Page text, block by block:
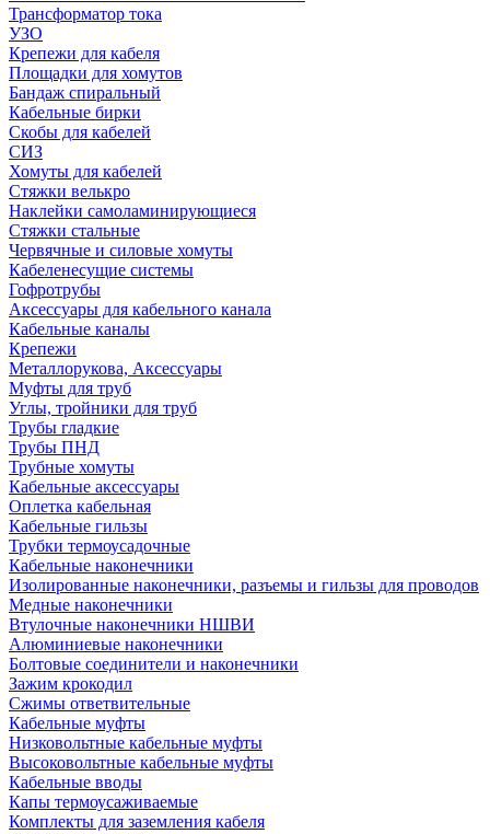
Трансформатор тока
УЗО
Крепежи для кабеля
Площадки для хомутов
Бандаж спиральный
Кабельные бирки
Cкобы для кабелей
СИЗ
Хомуты для кабелей
Стяжки велькро
Наклейки самоламинирующиеся
Стяжки стальные
Червячные и силовые хомуты
Кабеленесущие системы
Гофротрубы
Аксессуары для кабельного канала
Кабельные каналы
Крепежи
Металлорукова, Аксессуары
Муфты для труб
Углы, тройники для труб
Трубы гладкие
Трубы ПНД
Трубные хомуты
Кабельные аксессуары
Оплетка кабельная
Кабельные гильзы
Трубки термоусадочные
Кабельные наконечники
Изолированные наконечники, разъемы и гильзы для проводов
Медные наконечники
Втулочные наконечники НШВИ
Алюминиевые наконечники
Болтовые соединители и наконечники
Зажим крокодил
Сжимы ответвительные
Кабельные муфты
Низковольтные кабельные муфты
Высоковольтные кабельные муфты
Кабельные вводы
Капы термоусаживаемые
Комплекты для заземления кабеля